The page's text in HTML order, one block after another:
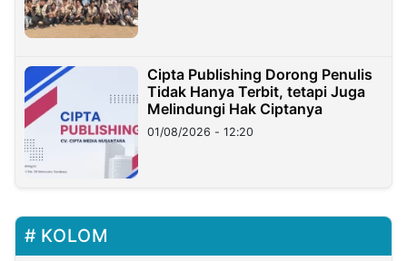
Cipta Publishing Dorong Penulis
Tidak Hanya Terbit, tetapi Juga
Melindungi Hak Ciptanya
01/08/2026 - 12:20
KOLOM